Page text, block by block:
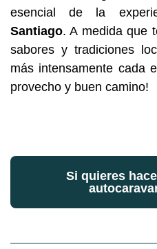
esencial de la
Santiago. A medida que
sabores y tradiciones
más intensamente cada
provecho y buen camino!
Si quieres